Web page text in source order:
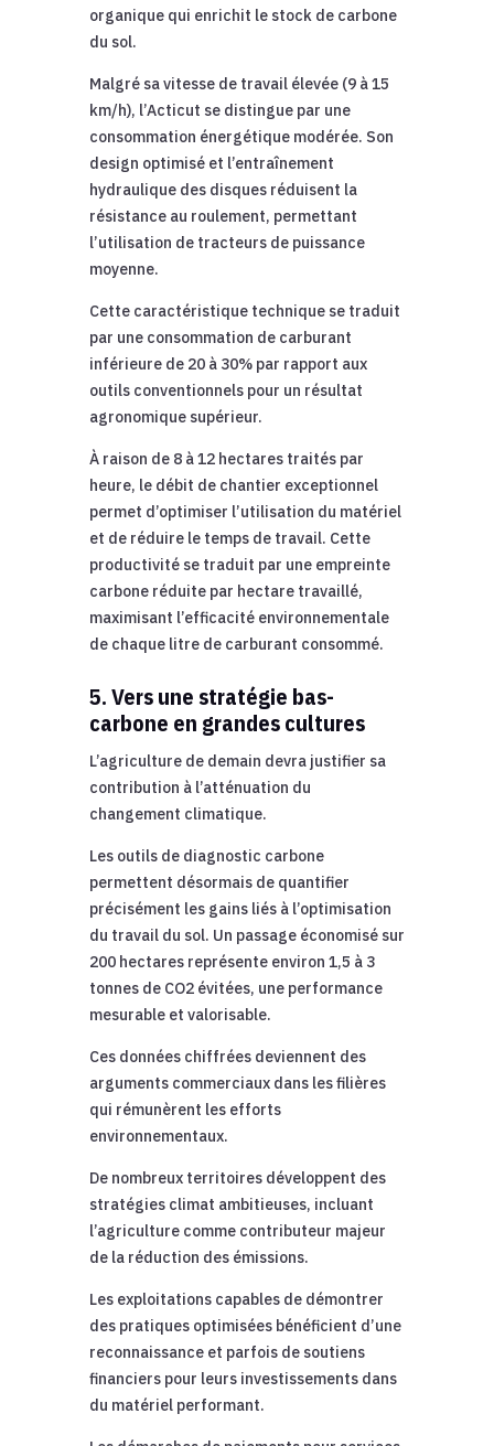
organique qui enrichit le stock de carbone
du sol.
Malgré sa vitesse de travail élevée (9 à 15
km/h), l’Acticut se distingue par une
consommation énergétique modérée. Son
design optimisé et l’entraînement
hydraulique des disques réduisent la
résistance au roulement, permettant
l’utilisation de tracteurs de puissance
moyenne.
Cette caractéristique technique se traduit
par une consommation de carburant
inférieure de 20 à 30% par rapport aux
outils conventionnels pour un résultat
agronomique supérieur.
À raison de 8 à 12 hectares traités par
heure, le débit de chantier exceptionnel
permet d’optimiser l’utilisation du matériel
et de réduire le temps de travail. Cette
productivité se traduit par une empreinte
carbone réduite par hectare travaillé,
maximisant l’efficacité environnementale
de chaque litre de carburant consommé.
5. Vers une stratégie bas-
carbone en grandes cultures
L’agriculture de demain devra justifier sa
contribution à l’atténuation du
changement climatique.
Les outils de diagnostic carbone
permettent désormais de quantifier
précisément les gains liés à l’optimisation
du travail du sol. Un passage économisé sur
200 hectares représente environ 1,5 à 3
tonnes de CO2 évitées, une performance
mesurable et valorisable.
Ces données chiffrées deviennent des
arguments commerciaux dans les filières
qui rémunèrent les efforts
environnementaux.
De nombreux territoires développent des
stratégies climat ambitieuses, incluant
l’agriculture comme contributeur majeur
de la réduction des émissions.
Les exploitations capables de démontrer
des pratiques optimisées bénéficient d’une
reconnaissance et parfois de soutiens
financiers pour leurs investissements dans
du matériel performant.